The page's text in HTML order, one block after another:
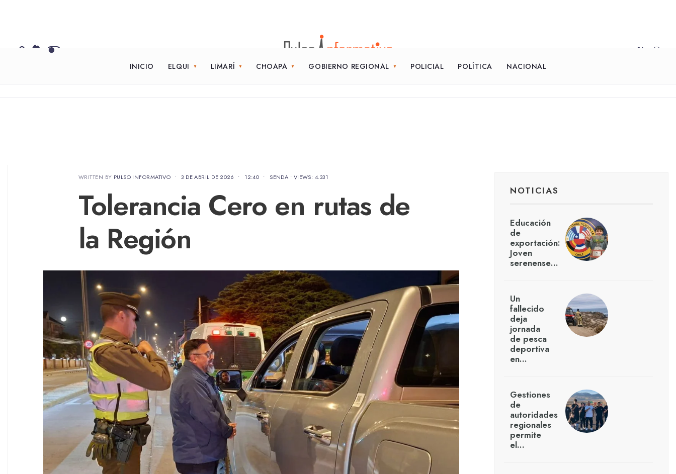
INICIO ELQUI LIMARÍ CHOAPA GOBIERNO REGIONAL POLICIAL POLÍTICA NACIONAL
WRITTEN BY PULSO INFORMATIVO • 3 DE ABRIL DE 2026 • 12:40 • SENDA • VIEWS: 4.331
Tolerancia Cero en rutas de
la Región
NOTICIAS
Educación
de
exportación:
Joven
serenense…
Un
fallecido
deja
jornada
de pesca
deportiva
en…
Gestiones
de
autoridades
regionales
permite
el…